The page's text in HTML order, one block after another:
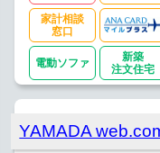
家計相談
窓口
電動ソファ
新築
注文住宅
YAMADA